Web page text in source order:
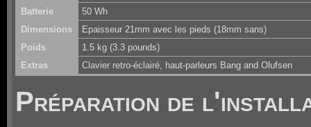
Batterie
50 Wh
Dimensions
Epaisseur 21mm avec les pieds (18mm sans)
Poids
1.5 kg (3.3 pounds)
Extras
Clavier retro-éclairé, haut-parleurs Bang and Olufsen
Préparation de